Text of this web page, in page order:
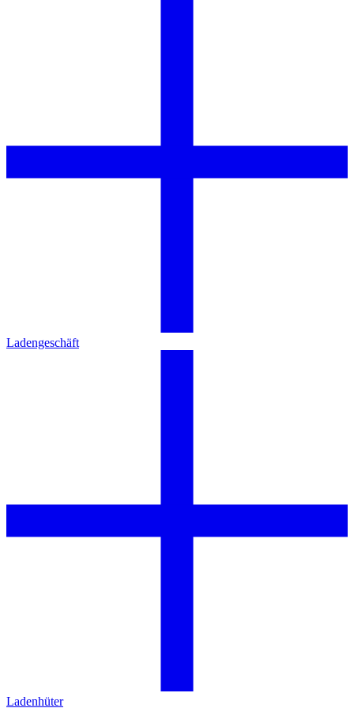
Ladengeschäft
Ladenhüter